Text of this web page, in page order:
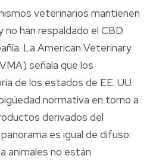
veterinarios mantienen
han respaldado el CBD
La American Veterinary
señala que los
de los estados de EE. UU.
normativa en torno a
derivados del
es igual de difuso:
animales no están